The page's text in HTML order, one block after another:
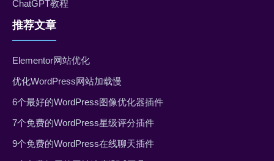
ChatGPT教程
推荐文章
Elementor网站优化
优化WordPress网站加载慢
6个最好的WordPress图像优化器插件
7个免费的WordPress星级评分插件
9个免费的WordPress在线聊天插件